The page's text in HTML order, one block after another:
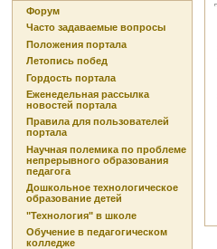
Форум
Часто задаваемые вопросы
Положения портала
Летопись побед
Гордость портала
Еженедельная рассылка
новостей портала
Правила для пользователей
портала
Научная полемика по проблеме
непрерывного образования
педагога
Дошкольное технологическое
образование детей
"Технология" в школе
Обучение в педагогическом
колледже